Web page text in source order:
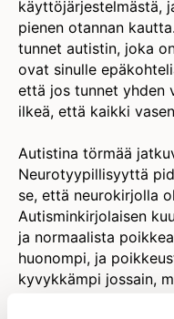
käyttöjärjestelmästä,
pienen otannan
tunnet autistin, joka
ovat sinulle
että jos tunnet yhden
ilkeä, että kaikki
Autistina törmää
Neurotyypillisyyttä
se, että neurokirjolla
Autisminkirjolaisen
ja normaalista
huonompi, ja
kyvykkämpi jossain,